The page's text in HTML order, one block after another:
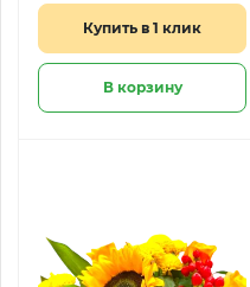
Купить в 1 клик
В корзину